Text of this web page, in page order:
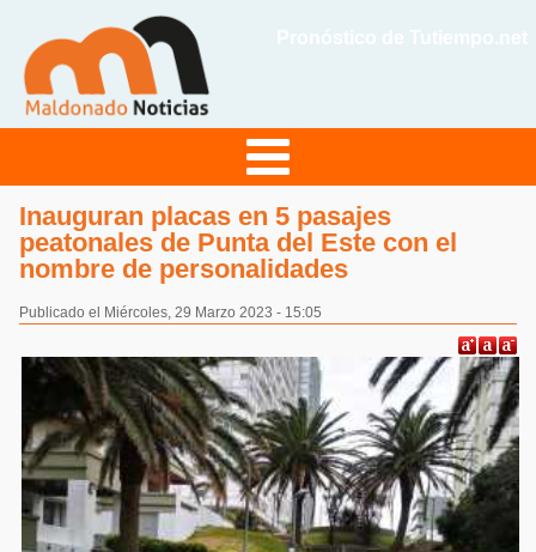
Inauguran placas en 5 pasajes
peatonales de Punta del Este con el
nombre de personalidades
Publicado el Miércoles, 29 Marzo 2023 - 15:05